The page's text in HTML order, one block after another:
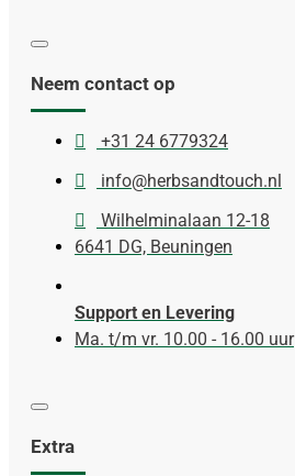
Neem contact op
+31 24 6779324
info@herbsandtouch.nl
Wilhelminalaan 12-18
6641 DG, Beuningen
Support en Levering
Ma. t/m vr. 10.00 - 16.00 uur
Extra